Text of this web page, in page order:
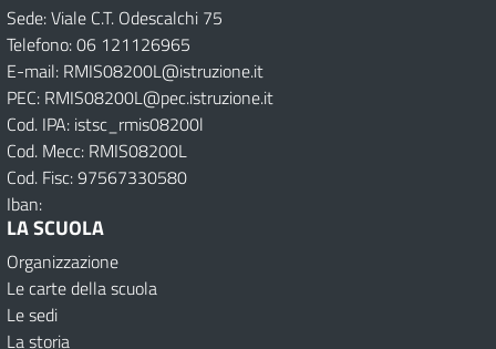
Sede: Viale C.T. Odescalchi 75
Telefono: 06 121126965
E-mail: RMIS08200L@istruzione.it
PEC: RMIS08200L@pec.istruzione.it
Cod. IPA: istsc_rmis08200l
Cod. Mecc: RMIS08200L
Cod. Fisc: 97567330580
Iban:
LA SCUOLA
Organizzazione
Le carte della scuola
Le sedi
La storia